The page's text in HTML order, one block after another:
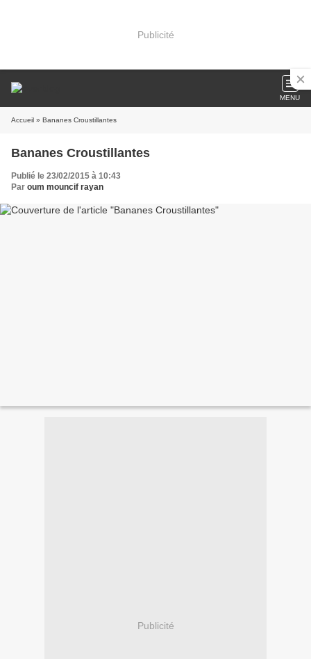
Publicité
MENU
Accueil » Bananes Croustillantes
Bananes Croustillantes
Publié le 23/02/2015 à 10:43
Par oum mouncif rayan
Publicité